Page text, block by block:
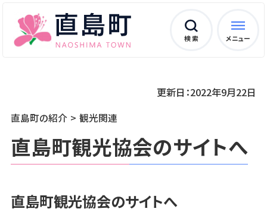
検 索 メニュー
直島町の紹介 観光関連
更新日：2022年9月22日
直島町観光協会のサイトへ
直島町観光協会のサイトへ